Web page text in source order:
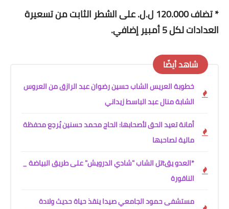
* تضاف 120.000 ل.ل. على الشطر الثابت من تسعيرة
العدادات لكل 5 أمبير إضافي.
شاهد أيضًا
خطوبة العريس الشاب حسين رضوان عبد الرازق من العروس
الشابة منال عبد الباسط زيداني
أمانة تعيد الحق لأصحابها: الحاج محمد حسنين يُرجع محفظة
مالية لصاحبها
*العدو يقtتل الشاب "شادي الدرويش" على طريق البياضة _
الناقورة
مستشفى حمود الجامعي صيدا ينقذ حياة حديث ولادة